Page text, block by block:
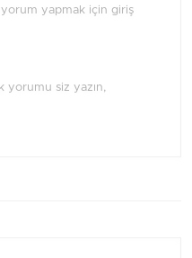
yorum yapmak için giriş
yorumu siz yazın,